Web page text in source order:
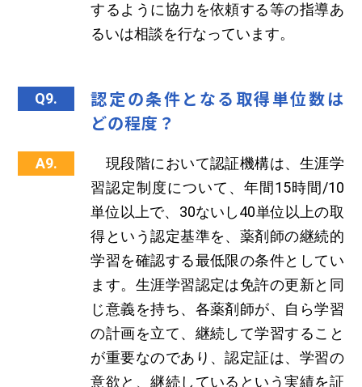
するように協力を依頼する等の指導あ
るいは相談を行なっています。
Q9.
認定の条件となる取得単位数は
どの程度？
A9.
現段階において認証機構は、生涯学
習認定制度について、年間15時間/10
単位以上で、30ないし40単位以上の取
得という認定基準を、薬剤師の継続的
学習を確認する最低限の条件としてい
ます。生涯学習認定は免許の更新と同
じ意義を持ち、各薬剤師が、自ら学習
の計画を立て、継続して学習すること
が重要なのであり、認定証は、学習の
意欲と、継続しているという実績を証